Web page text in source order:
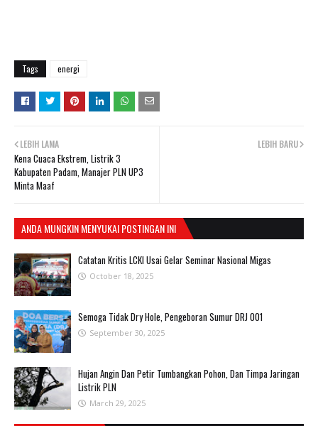
Tags energi
LEBIH BARU
LEBIH LAMA
Kena Cuaca Ekstrem, Listrik 3
Kabupaten Padam, Manajer PLN UP3
Minta Maaf
ANDA MUNGKIN MENYUKAI POSTINGAN INI
Catatan Kritis LCKI Usai Gelar Seminar Nasional Migas
October 18, 2025
Semoga Tidak Dry Hole, Pengeboran Sumur DRJ 001
September 30, 2025
Hujan Angin Dan Petir Tumbangkan Pohon, Dan Timpa Jaringan
Listrik PLN
March 29, 2025